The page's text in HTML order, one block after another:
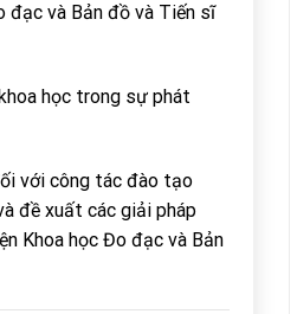
đạc và Bản đồ và Tiến sĩ
học trong sự phát
với công tác đào tạo
đề xuất các giải pháp
Khoa học Đo đạc và Bản